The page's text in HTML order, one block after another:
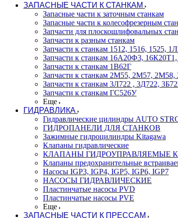
ЗАПАСНЫЕ ЧАСТИ К СТАНКАМ
Запасные части к заточным станкам
Запасные части к колесофрезерным
Запчасти для плоскошлифовальных
Запчасти к разным станкам
Запчасти к станкам 1512, 1516,
Запчасти к станкам 16А20Ф3,
Запчасти к станкам 1В62Г
Запчасти к станкам 2М55, 2М57,
Запчасти к станкам 3Л722 , 3Д722,
Запчасти к станкам ГС526У
Еще
ГИДРАВЛИКА
Гидравлические цилиндры AUTO
ГИДРОПАНЕЛИ ДЛЯ СТАНКОВ
Зажимные гидроцилиндры Kitagawa
Клапаны гидравлические
КЛАПАНЫ ГИДРОУПРАВЛЯЕМЫЕ
Клапаны предохранительные
Насосы IGP3, IGP4, IGP5, IGP6, IGP7
НАСОСЫ ГИДРАВЛИЧЕСКИЕ
Пластинчатые насосы PVD
Пластинчатые насосы PVE
Еще
ЗАПАСНЫЕ ЧАСТИ К ПРЕССАМ